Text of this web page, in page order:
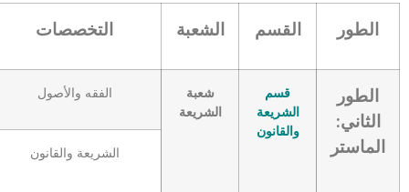
التخصصات الشعبة القسم الطور
الفقه والأصول
شعبة
الشريعة
قسم
الشريعة
والقانون
الطور
الثاني:
الماستر
الشريعة والقانون